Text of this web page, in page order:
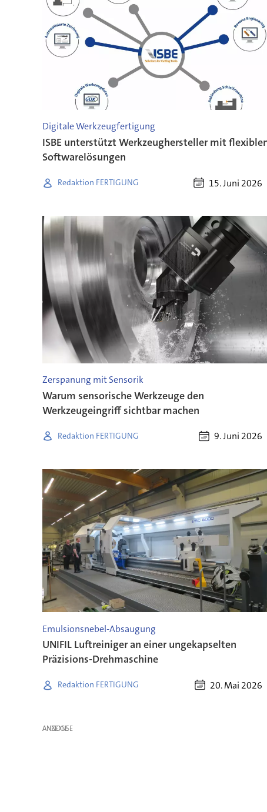
Digitale Werkzeugfertigung
ISBE unterstützt Werkzeughersteller mit
Softwarelösungen
Redaktion FERTIGUNG 15. Juni 2026
Zerspanung mit Sensorik
Warum sensorische Werkzeuge den
Werkzeugeingriff sichtbar machen
Redaktion FERTIGUNG 9. Juni 2026
Emulsionsnebel-Absaugung
UNIFIL Luftreiniger an einer ungekapselten
Präzisions-Drehmaschine
Redaktion FERTIGUNG 20. Mai 2026
ANZEIGE